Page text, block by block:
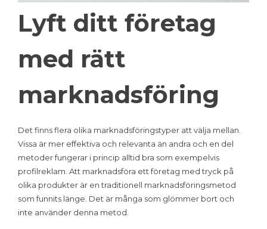
Lyft ditt företag
med rätt
marknadsföring
Det finns flera olika marknadsföringstyper att välja mellan.
Vissa är mer effektiva och relevanta än andra och en del
metoder fungerar i princip alltid bra som exempelvis
profilreklam. Att marknadsföra ett företag med tryck på
olika produkter är en traditionell marknadsföringsmetod
som funnits länge. Det är många som glömmer bort och
inte använder denna metod.